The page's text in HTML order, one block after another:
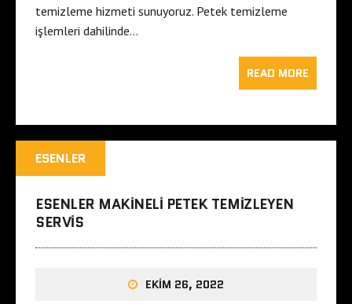
temizleme hizmeti sunuyoruz. Petek temizleme
işlemleri dahilinde…
READ MORE
ESENLER
ESENLER MAKINELI PETEK TEMIZLEYEN
SERVIS
EKIM 26, 2022